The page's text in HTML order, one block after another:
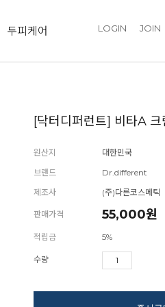
두피케어 LOGIN JOIN
[닥터디퍼런트] 비타A
원산지
대한민국
브랜드
Dr.different
제조사
(주)다른코스메틱
판매가격 55,000원
적립금 5%
수량